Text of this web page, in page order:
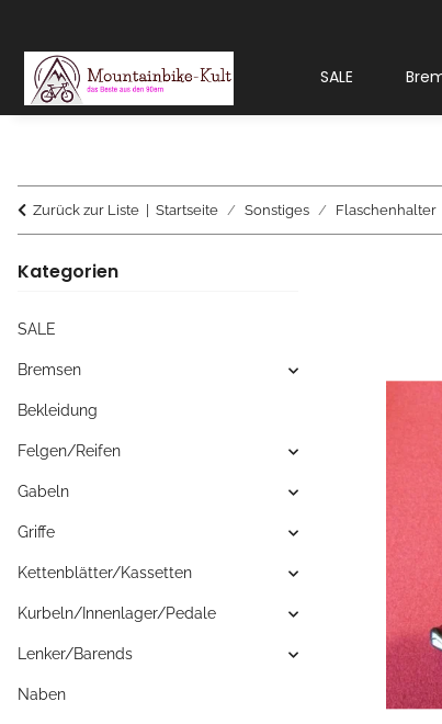
SALE
Zurück zur Liste Startseite Sonstiges Flaschenhalter
Kategorien
SALE
Bremsen
Bekleidung
Felgen/Reifen
Gabeln
Griffe
Kettenblätter/Kassetten
Kurbeln/Innenlager/Pedale
Lenker/Barends
Naben